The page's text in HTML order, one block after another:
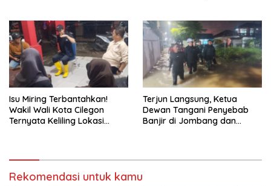
Isu Miring Terbantahkan!
Wakil Wali Kota Cilegon
Ternyata Keliling Lokasi
Terjun Langsung, Ketua
Dewan Tangani Penyebab
Banjir di Jombang dan
Rekomendasi untuk kamu